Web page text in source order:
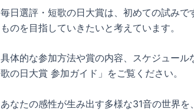
毎日選評・短歌の日大賞は、初めての試み
ものを目指していきたいと考えています。
具体的な参加方法や賞の内容、スケジュー
歌の日大賞 参加ガイド」をご覧ください。
あなたの感性が生み出す多様な31音の世界